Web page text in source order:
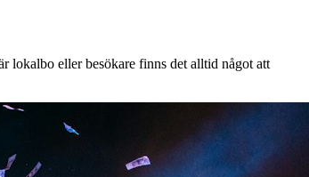
lokalbo eller besökare finns det alltid något att